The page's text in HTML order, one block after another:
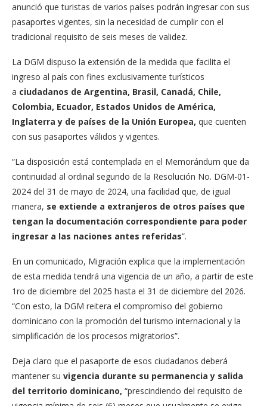
anunció que turistas de varios países podrán ingresar con sus
pasaportes vigentes, sin la necesidad de cumplir con el
tradicional requisito de seis meses de validez.
La DGM dispuso la extensión de la medida que facilita el
ingreso al país con fines exclusivamente turísticos
a ciudadanos de Argentina, Brasil, Canadá, Chile,
Colombia, Ecuador, Estados Unidos de América,
Inglaterra y de países de la Unión Europea, que cuenten
con sus pasaportes válidos y vigentes.
“La disposición está contemplada en el Memorándum que da
continuidad al ordinal segundo de la Resolución No. DGM-01-
2024 del 31 de mayo de 2024, una facilidad que, de igual
manera, se extiende a extranjeros de otros países que
tengan la documentación correspondiente para poder
ingresar a las naciones antes referidas”.
En un comunicado, Migración explica que la implementación
de esta medida tendrá una vigencia de un año, a partir de este
1ro de diciembre del 2025 hasta el 31 de diciembre del 2026.
“Con esto, la DGM reitera el compromiso del gobierno
dominicano con la promoción del turismo internacional y la
simplificación de los procesos migratorios”.
Deja claro que el pasaporte de esos ciudadanos deberá
mantener su vigencia durante su permanencia y salida
del territorio dominicano, “prescindiendo del requisito de